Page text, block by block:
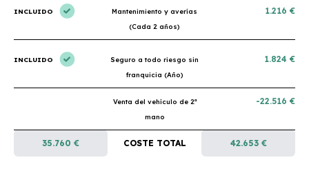
INCLUIDO
Mantenimiento y averías
(Cada 2 años)
1.216 €
INCLUIDO
Seguro a todo riesgo sin
franquicia (Año)
1.824 €
Venta del vehículo de 2ª
mano
-22.516 €
35.760 € COSTE TOTAL 42.653 €